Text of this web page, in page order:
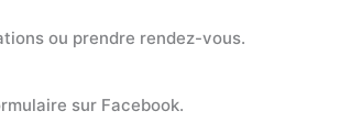
ou prendre rendez-vous.
sur Facebook.